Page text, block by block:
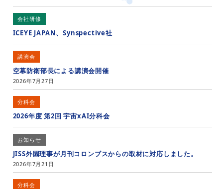
会社研修
ICEYE JAPAN、Synspective社
講演会
空幕防衛部長による講演会開催
2026年7月27日
分科会
2026年度 第2回 宇宙xAI分科会
お知らせ
JISS外園理事が月刊コロンブスからの取材に対応しました。
2026年7月21日
分科会